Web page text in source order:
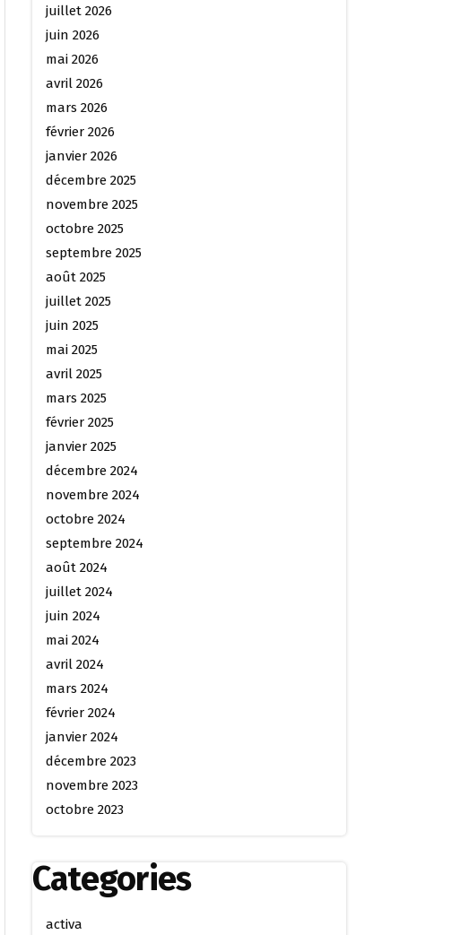
juillet 2026
juin 2026
mai 2026
avril 2026
mars 2026
février 2026
janvier 2026
décembre 2025
novembre 2025
octobre 2025
septembre 2025
août 2025
juillet 2025
juin 2025
mai 2025
avril 2025
mars 2025
février 2025
janvier 2025
décembre 2024
novembre 2024
octobre 2024
septembre 2024
août 2024
juillet 2024
juin 2024
mai 2024
avril 2024
mars 2024
février 2024
janvier 2024
décembre 2023
novembre 2023
octobre 2023
Categories
activa